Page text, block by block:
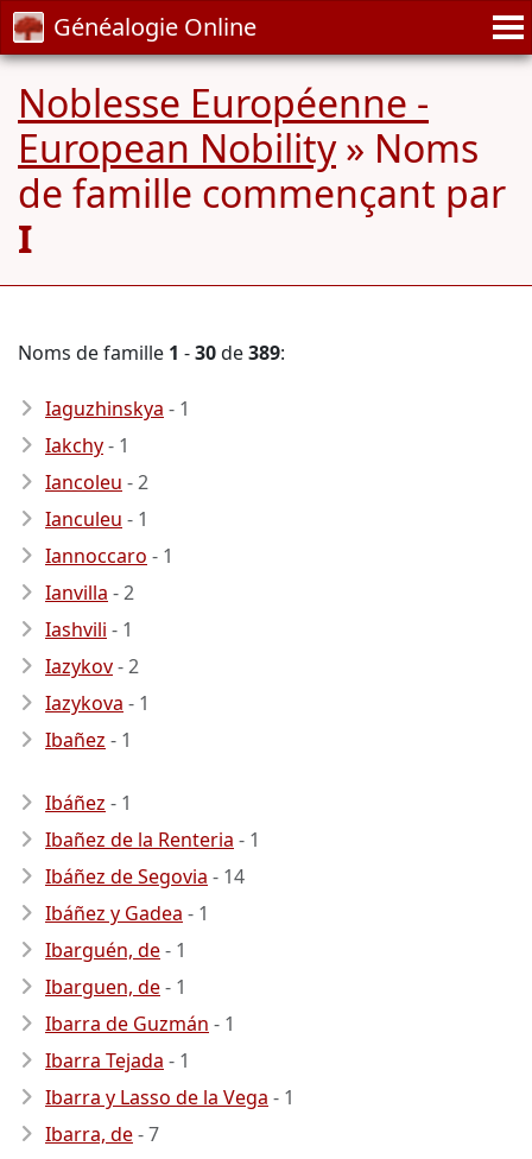
Généalogie Online
Noblesse Européenne -
European Nobility» Noms
de famille commençant par
I
Noms de famille 1 -30de389:
Iaguzhinskya - 1
Iakchy- 1
Iancoleu - 2
Ianculeu - 1
Iannoccaro - 1
Ianvilla - 2
Iashvili - 1
Iazykov- 2
Iazykova - 1
Ibañez - 1
Ibáñez - 1
Ibañez de la Renteria - 1
Ibáñez de Segovia - 14
Ibáñez y Gadea - 1
Ibarguén, de- 1
Ibarguen, de- 1
Ibarra de Guzmán - 1
Ibarra Tejada - 1
Ibarra y Lasso de la Vega - 1
Ibarra, de- 7